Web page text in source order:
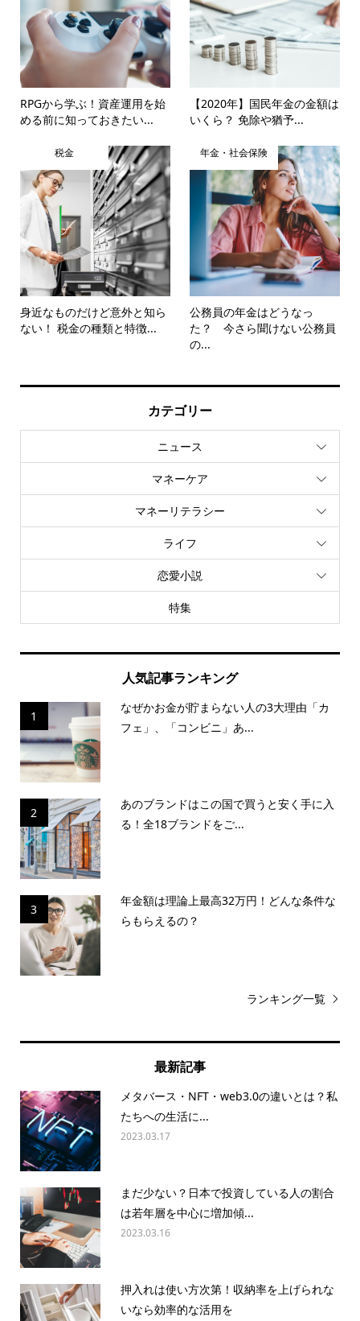
RPGから学ぶ！資産運用を始
める前に知っておきたい...
【2020年】国民年金の金額は
いくら？ 免除や猶予...
税金
身近なものだけど意外と知ら
ない！ 税金の種類と特徴...
年金・社会保険
公務員の年金はどうなっ
た？ 今さら聞けない公務員
の...
カテゴリー
ニュース
マネーケア
マネーリテラシー
ライフ
恋愛小説
特集
人気記事ランキング
1
なぜかお金が貯まらない人の3大理由「カ
フェ」、「コンビニ」あ...
2
あのブランドはこの国で買うと安く手に入
る！全18ブランドをご...
3
年金額は理論上最高32万円！どんな条件な
らもらえるの？
ランキング一覧
最新記事
メタバース・NFT・web3.0の違いとは？私
たちへの生活に...
2023.03.17
まだ少ない？日本で投資している人の割合
は若年層を中心に増加傾...
2023.03.16
押入れは使い方次第！収納率を上げられな
いなら効率的な活用を